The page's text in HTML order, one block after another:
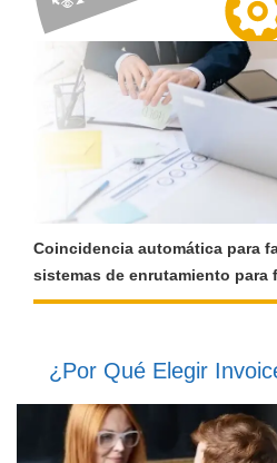
Coincidencia automática para
sistemas de enrutamiento para
¿Por Qué Elegir